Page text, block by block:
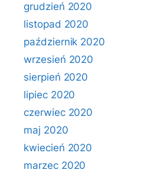
grudzień 2020
listopad 2020
październik 2020
wrzesień 2020
sierpień 2020
lipiec 2020
czerwiec 2020
maj 2020
kwiecień 2020
marzec 2020